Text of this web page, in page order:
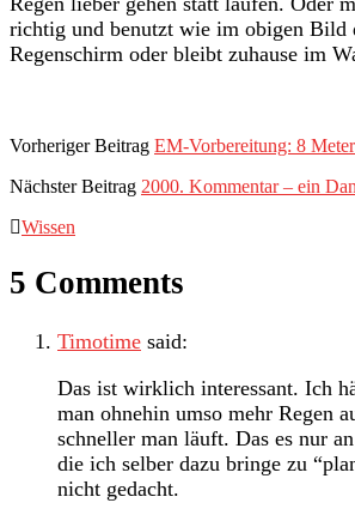
richtig und benutzt wie im obigen Bild
Regenschirm oder bleibt zuhause im
Vorheriger Beitrag EM-Vorbereitung: 8
Nächster Beitrag 2000. Kommentar – ein
Wissen
5 Comments
Timotime said:
Das ist wirklich interessant. Ich
man ohnehin umso mehr Regen
schneller man läuft. Das es nur
die ich selber dazu bringe zu
nicht gedacht.